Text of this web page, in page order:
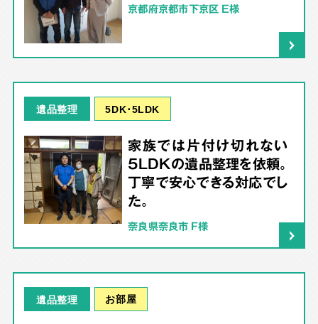
京都府京都市下京区 E様
遺品整理 5DK･5LDK
家族では片付け切れない
5LDKの遺品整理を依頼。
丁寧で安心できる対応でし
た。
奈良県奈良市 F様
遺品整理 お部屋